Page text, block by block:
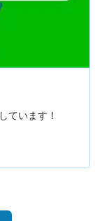
ています！